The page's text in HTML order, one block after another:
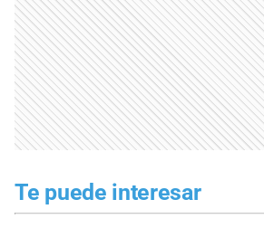
Te puede interesar